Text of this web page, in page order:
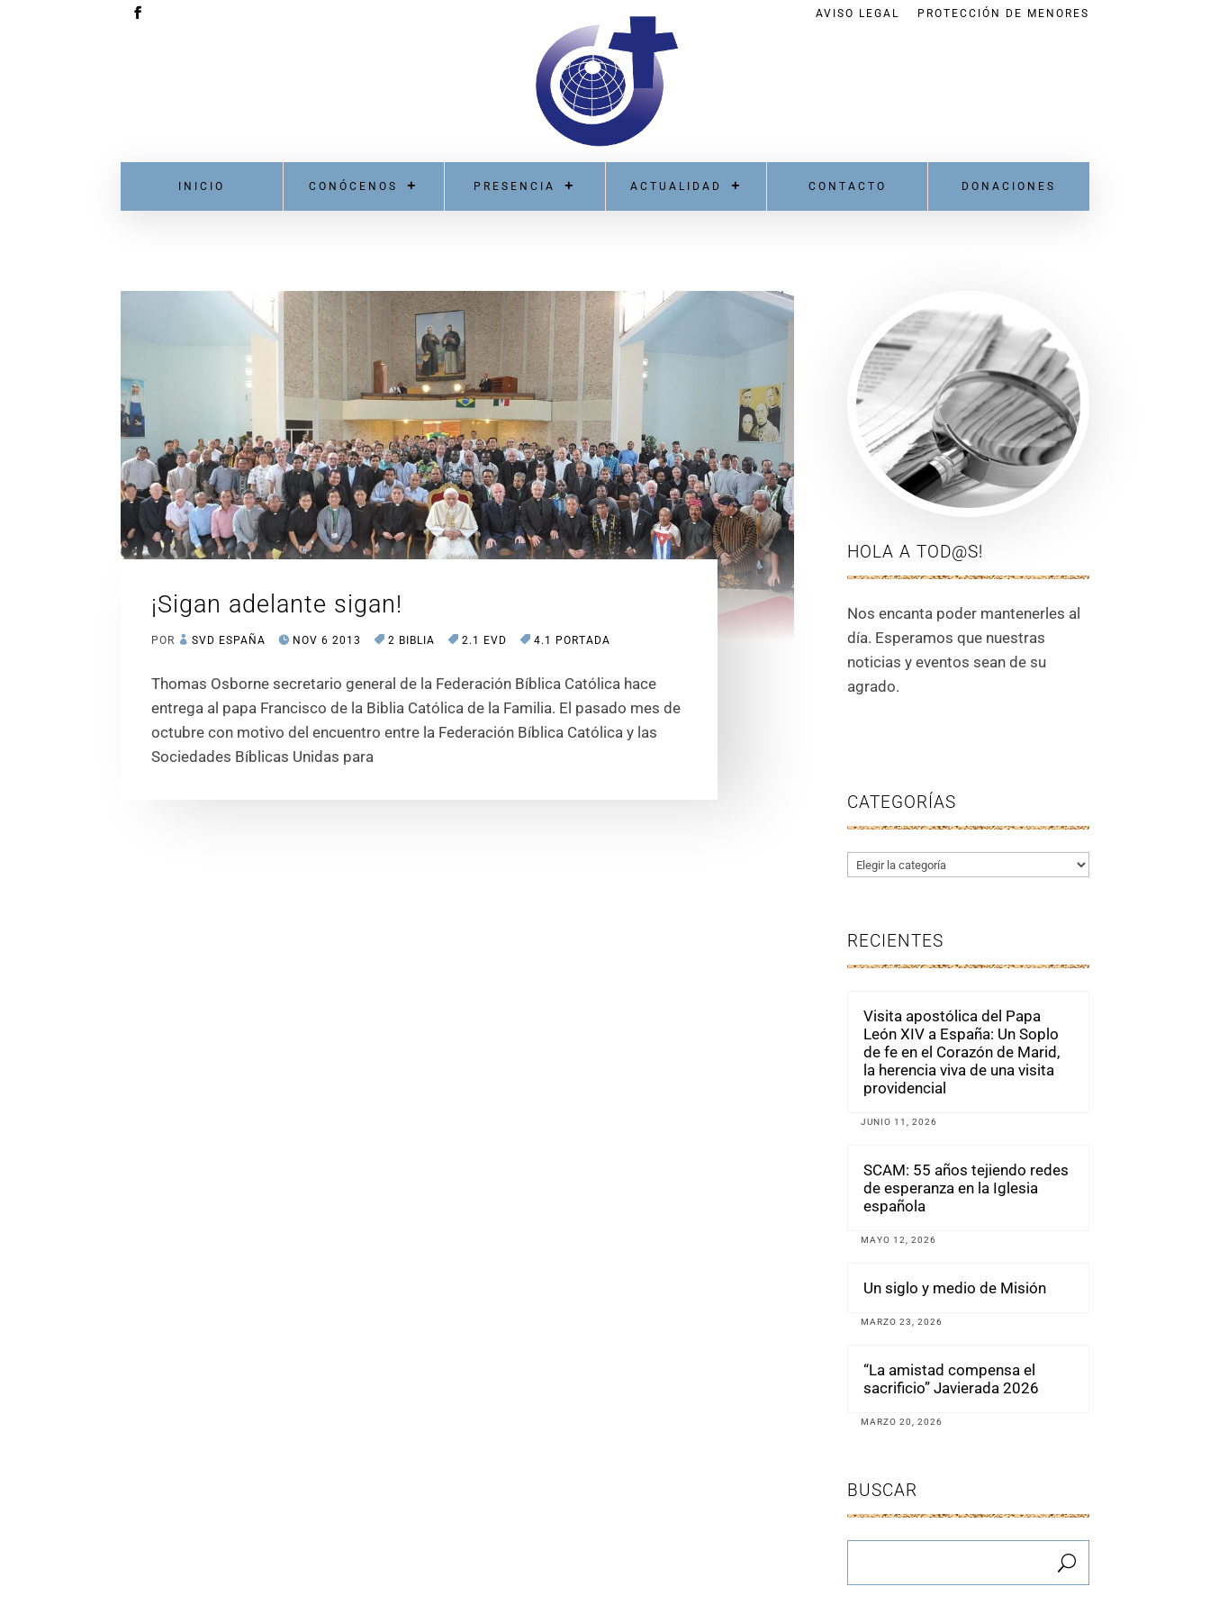
AVISO LEGAL PROTECCIÓN DE MENORES
INICIO CONÓCENOS PRESENCIA ACTUALIDAD CONTACTO DONACIONES
¡Sigan adelante sigan!
POR SVD ESPAÑA NOV 6 2013 2 BIBLIA 2.1 EVD 4.1 PORTADA
Thomas Osborne secretario general de la Federación Bíblica Católica hace
entrega al papa Francisco de la Biblia Católica de la Familia. El pasado mes de
octubre con motivo del encuentro entre la Federación Bíblica Católica y las
Sociedades Bíblicas Unidas para
HOLA A TOD@S!
Nos encanta poder mantenerles al
día. Esperamos que nuestras
noticias y eventos sean de su
agrado.
CATEGORÍAS
Categorías
RECIENTES
Visita apostólica del Papa
León XIV a España: Un Soplo
de fe en el Corazón de Marid,
la herencia viva de una visita
providencial
JUNIO 11, 2026
SCAM: 55 años tejiendo redes
de esperanza en la Iglesia
española
MAYO 12, 2026
Un siglo y medio de Misión
MARZO 23, 2026
“La amistad compensa el
sacrificio” Javierada 2026
MARZO 20, 2026
BUSCAR